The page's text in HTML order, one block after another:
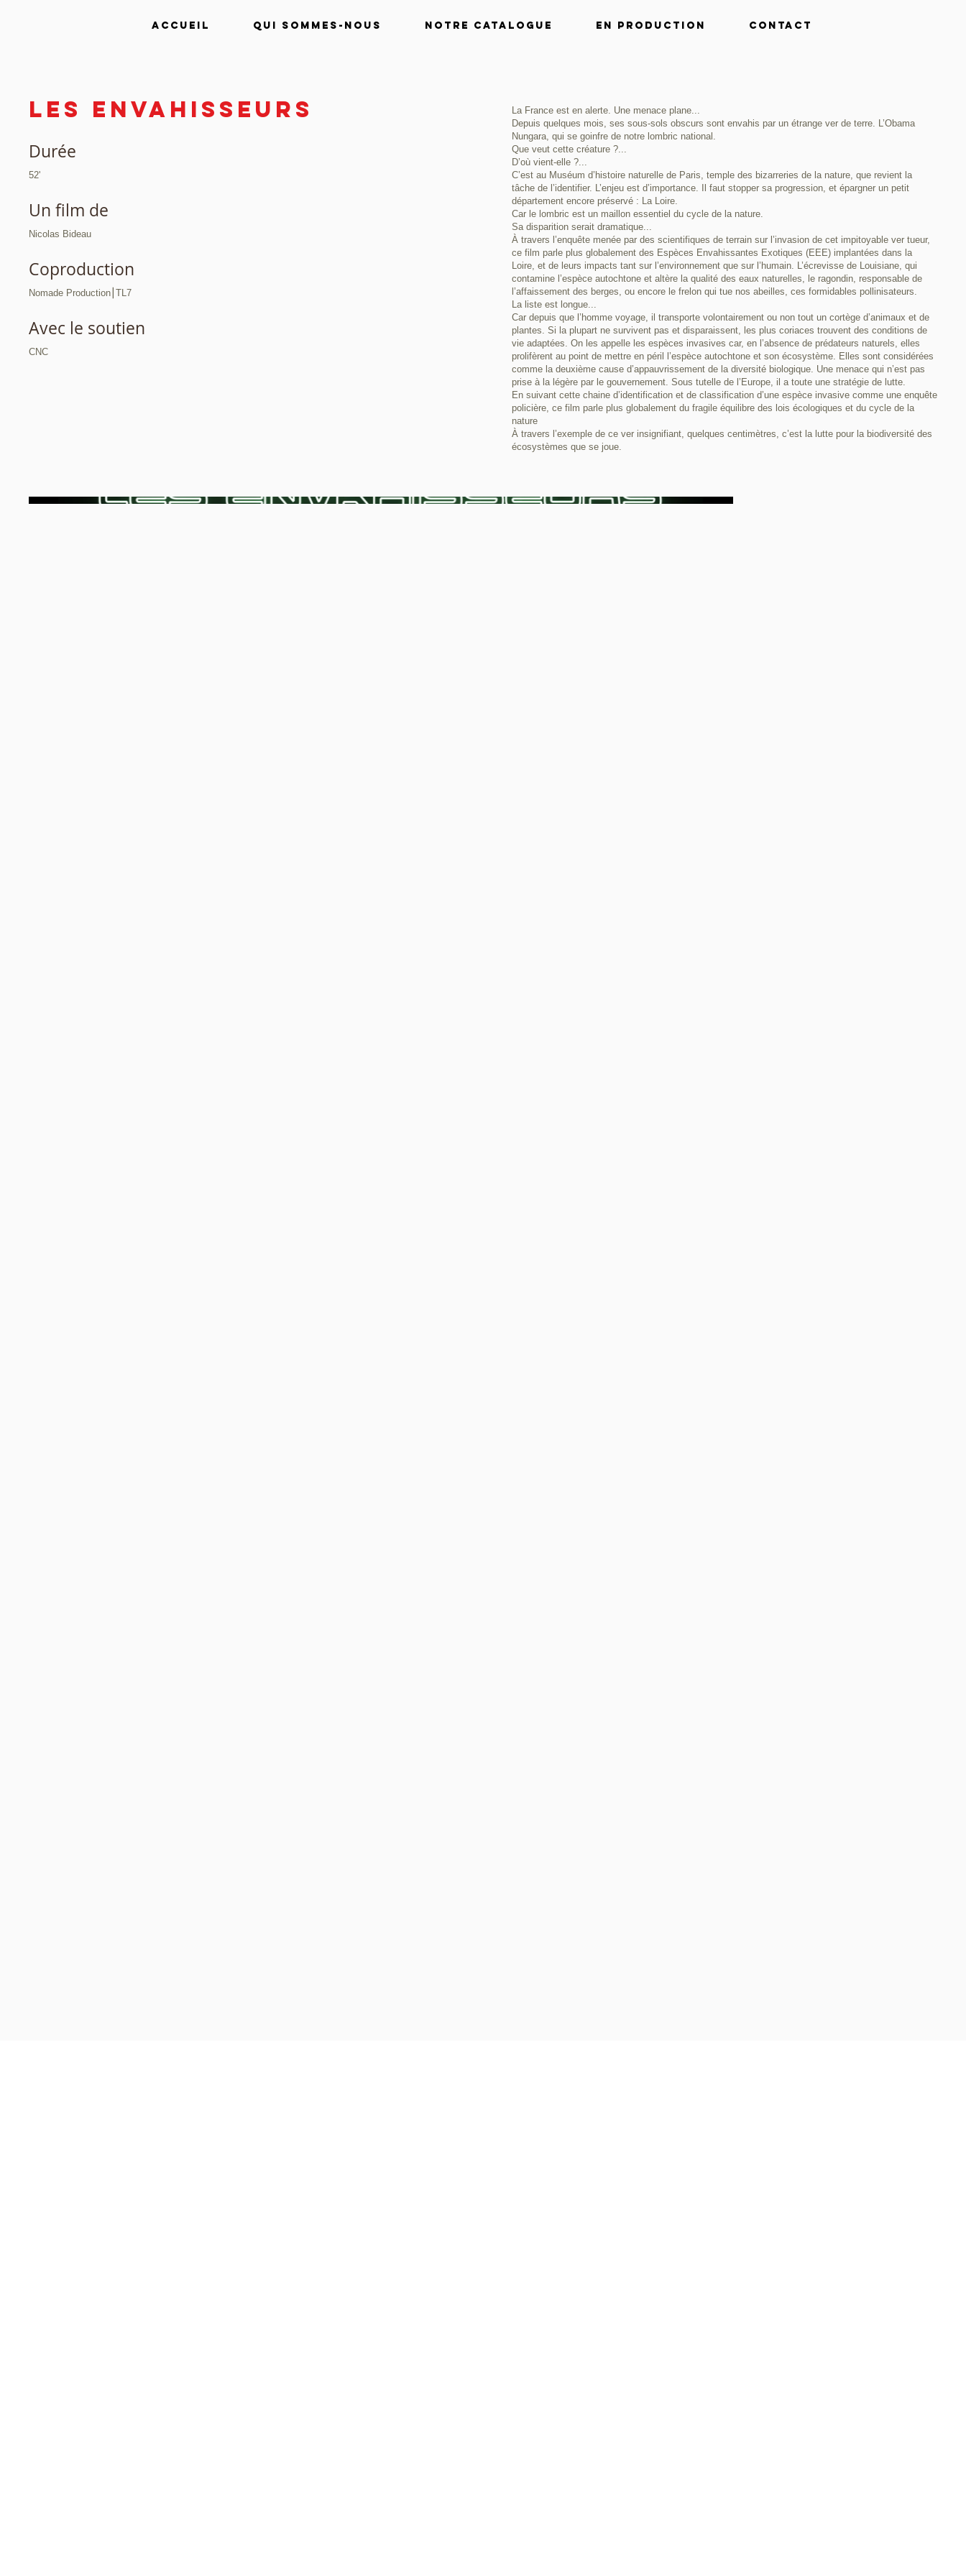
Accueil Qui sommes-nous Notre catalogue En production Contact
Les envahisseurs
Durée
52'
Un film de
Nicolas Bideau
Coproduction
Nomade Production⎮TL7
Avec le soutien
CNC
La France est en alerte. Une menace plane...
Depuis quelques mois, ses sous-sols obscurs sont envahis par un étrange ver de terre. L’Obama
Nungara, qui se goinfre de notre lombric national.
Que veut cette créature ?...
D’où vient-elle ?...
C’est au Muséum d’histoire naturelle de Paris, temple des bizarreries de la nature, que revient la
tâche de l’identifier. L’enjeu est d’importance. Il faut stopper sa progression, et épargner un petit
département encore préservé : La Loire.
Car le lombric est un maillon essentiel du cycle de la nature.
Sa disparition serait dramatique...
À travers l’enquête menée par des scientifiques de terrain sur l’invasion de cet impitoyable ver tueur,
ce film parle plus globalement des Espèces Envahissantes Exotiques (EEE) implantées dans la
Loire, et de leurs impacts tant sur l’environnement que sur l’humain. L’écrevisse de Louisiane, qui
contamine l’espèce autochtone et altère la qualité des eaux naturelles, le ragondin, responsable de
l’affaissement des berges, ou encore le frelon qui tue nos abeilles, ces formidables pollinisateurs.
La liste est longue...
Car depuis que l’homme voyage, il transporte volontairement ou non tout un cortège d’animaux et de
plantes. Si la plupart ne survivent pas et disparaissent, les plus coriaces trouvent des conditions de
vie adaptées. On les appelle les espèces invasives car, en l’absence de prédateurs naturels, elles
prolifèrent au point de mettre en péril l’espèce autochtone et son écosystème. Elles sont considérées
comme la deuxième cause d’appauvrissement de la diversité biologique. Une menace qui n’est pas
prise à la légère par le gouvernement. Sous tutelle de l’Europe, il a toute une stratégie de lutte.
En suivant cette chaine d’identification et de classification d’une espèce invasive comme une enquête
policière, ce film parle plus globalement du fragile équilibre des lois écologiques et du cycle de la
nature
À travers l’exemple de ce ver insignifiant, quelques centimètres, c’est la lutte pour la biodiversité des
écosystèmes que se joue.